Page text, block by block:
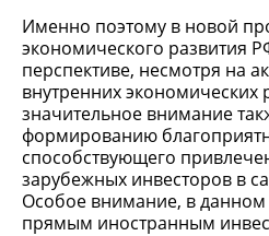
Именно поэтому в новой
экономического развития
перспективе, несмотря на
внутренних экономических
значительное внимание
формированию
способствующего
зарубежных инвесторов в
Особое внимание, в данном
прямым иностранным